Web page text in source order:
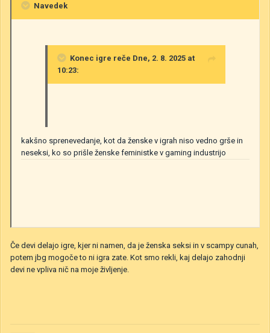
Navedek
Konec igre reče Dne, 2. 8. 2025 at
10:23:
kakšno sprenevedanje, kot da ženske v igrah niso vedno grše in
neseksi, ko so prišle ženske feministke v gaming industrijo
Če devi delajo igre, kjer ni namen, da je ženska seksi in v scampy cunah,
potem jbg mogoče to ni igra zate. Kot smo rekli, kaj delajo zahodnji
devi ne vpliva nič na moje življenje.